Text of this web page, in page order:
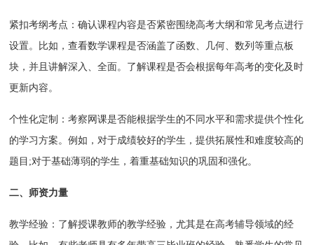
紧扣考纲考点：确认课程内容是否紧密围绕高考大纲和常见考点进行
设置。比如，查看数学课程是否涵盖了函数、几何、数列等重点板
块，并且讲解深入、全面。了解课程是否会根据每年高考的变化及时
更新内容。
个性化定制：考察网课是否能根据学生的不同水平和需求提供个性化
的学习方案。例如，对于成绩较好的学生，提供拓展性和难度较高的
题目;对于基础薄弱的学生，着重基础知识的巩固和强化。
二、师资力量
教学经验：了解授课教师的教学经验，尤其是在高考辅导领域的经